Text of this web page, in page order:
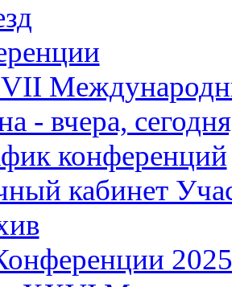
- вчера,
конференций
кабинет
2025